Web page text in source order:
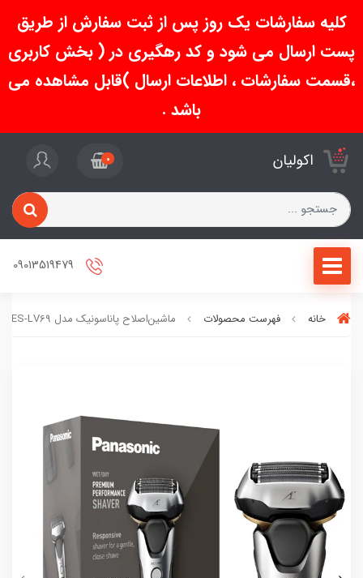
کلیه سفارشات یک روز پس از ثبت سفارش از طریق
پست ارسال می شود و کد رهگیری در ( بخش کاربری
،قسمت سفارشات ، اطلاعات ارسال )قابل مشاهده می
باشد .
اکولیان 0
خانه فهرست محصولات ماشین‌اصلاح پاناسونیک مدل ES-LV69